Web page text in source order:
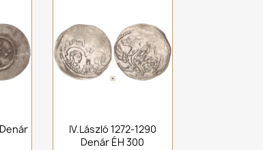
IV.László 1272-1290
Denár ÉH 300